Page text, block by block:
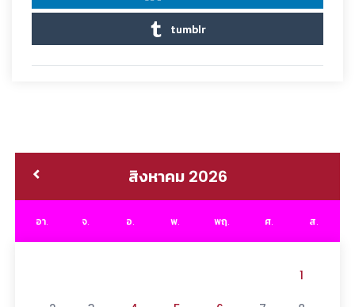
tumblr
สิงหาคม 2026
อา. จ. อ. พ. พฤ. ศ. ส.
1